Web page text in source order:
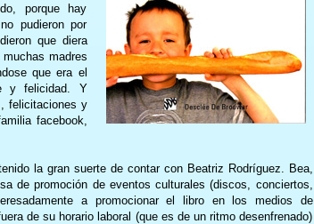
porque hay
pudieron por
que diera
madres
que era el
y felicidad. Y
felicitaciones y
facebook,
la gran suerte de contar con Beatriz Rodríguez. Bea,
de promoción de eventos culturales (discos, conciertos,
a promocionar el libro en los medios de
de su horario laboral (que es de un ritmo desenfrenado)